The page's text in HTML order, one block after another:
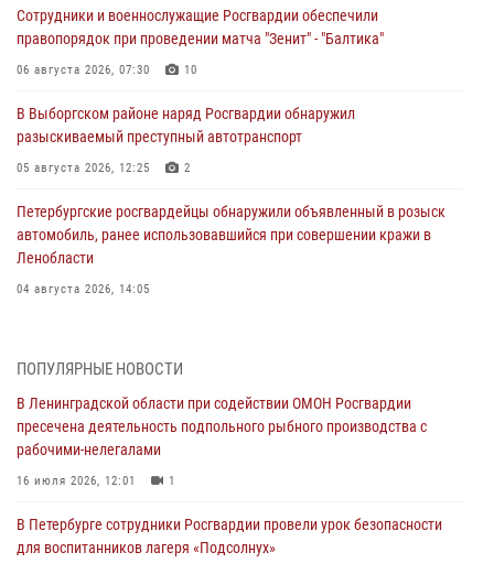
Сотрудники и военнослужащие Росгвардии обеспечили
правопорядок при проведении матча "Зенит" - "Балтика"
06 августа 2026, 07:30 10
В Выборгском районе наряд Росгвардии обнаружил
разыскиваемый преступный автотранспорт
05 августа 2026, 12:25 2
Петербургские росгвардейцы обнаружили объявленный в розыск
автомобиль, ранее использовавшийся при совершении кражи в
Ленобласти
04 августа 2026, 14:05
также оказали доврачебную помощь пострадавшим
03 августа 2026, 14:15 3 1
Росгвардейцы приняли участие в Большом семейном фестивале
03 августа 2026, 13:26
В Ленинградской области сотрудники Росгвардии обнаружили
пропавшего мальчика с нарушением слуха и помогли ему вернуться
ПОПУЛЯРНЫЕ НОВОСТИ
В Ленинградской области при содействии ОМОН Росгвардии
пресечена деятельность подпольного рыбного производства с
рабочими-нелегалами
16 июля 2026, 12:01 1
В Петербурге сотрудники Росгвардии провели урок безопасности
для воспитанников лагеря «Подсолнух»